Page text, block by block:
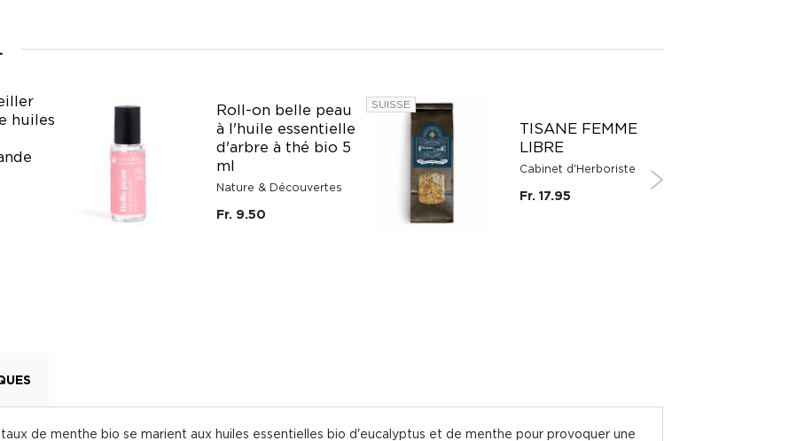
huiles
Roll-on belle peau
à l'huile essentielle
d'arbre à thé bio 5
ml
Nature & Découvertes
Fr. 9.50
SUISSE
TISANE FEMME
LIBRE
Cabinet d'Herboriste
Fr. 17.95
de menthe bio se marient aux huiles essentielles bio d'eucalyptus et de menthe pour provoquer une